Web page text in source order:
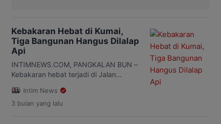
Kebakaran Hebat di Kumai,
Tiga Bangunan Hangus Dilalap
Api
INTIMNEWS.COM, PANGKALAN BUN –
Kebakaran hebat terjadi di Jalan
Kecamatan Kumai, Kabupaten
Kotawaringin Barat (Kobar), Jumat
Intim News
3 bulan yang lalu